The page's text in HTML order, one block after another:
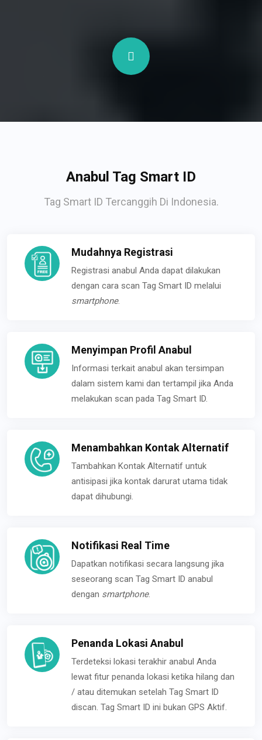
Anabul Tag Smart ID
Tag Smart ID Tercanggih Di Indonesia.
Mudahnya Registrasi
Registrasi anabul Anda dapat dilakukan
dengan cara scan Tag Smart ID melalui
smartphone.
Menyimpan Profil Anabul
Informasi terkait anabul akan tersimpan
dalam sistem kami dan tertampil jika Anda
melakukan scan pada Tag Smart ID.
Menambahkan Kontak Alternatif
Tambahkan Kontak Alternatif untuk
antisipasi jika kontak darurat utama tidak
dapat dihubungi.
Notifikasi Real Time
Dapatkan notifikasi secara langsung jika
seseorang scan Tag Smart ID anabul
dengan smartphone.
Penanda Lokasi Anabul
Terdeteksi lokasi terakhir anabul Anda
lewat fitur penanda lokasi ketika hilang dan
/ atau ditemukan setelah Tag Smart ID
discan. Tag Smart ID ini bukan GPS Aktif.